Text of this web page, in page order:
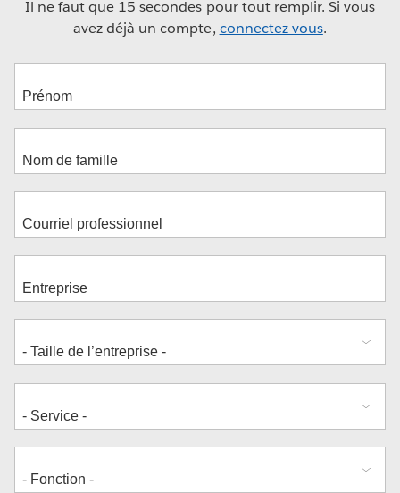
Il ne faut que 15 secondes pour tout remplir. Si vous
avez déjà un compte, connectez-vous.